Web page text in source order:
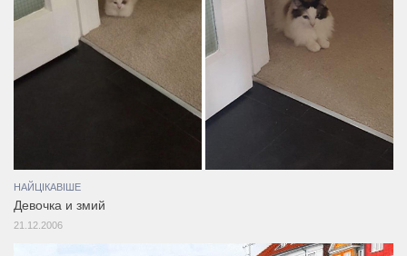
НАЙЦІКАВІШЕ
Девочка и змий
21.12.2006